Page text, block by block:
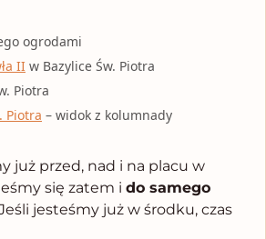
ogrodami
II w Bazylice Św. Piotra
Piotra
Piotra – widok z kolumnady
już przed, nad i na placu w
się zatem i do samego
jesteśmy już w środku, czas